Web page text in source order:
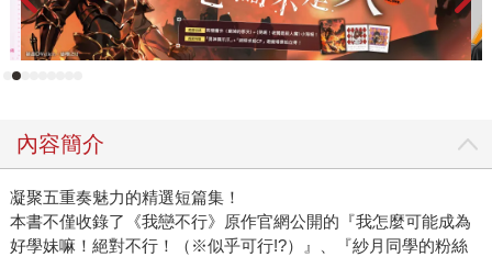
內容簡介
凝聚五重奏魅力的精選短篇集！
本書不僅收錄了《我戀不行》原作官網公開的『我怎麼可能成為
好學妹嘛！絕對不行！（※似乎可行!?）』、『紗月同學的粉絲